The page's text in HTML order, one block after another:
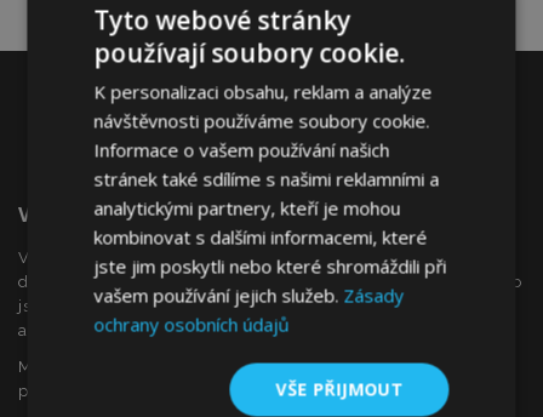
Vítejte Na VTVauto.cz
VTVauto je maloobchodním prodejcem a velkoobchodním
dodavatelem autopříslušenství a autodoplňků v Evropě, jako
jsou např .: ozdobné kryty kol (poklice), okenní deflektory,
autopotahy, autorohože, chromové kryty a rámy, ...
Máte zájem o dropshipping, nebo se chcete stát naším
partnerem?
Tyto webové stránky
používají soubory cookie.
K personalizaci obsahu, reklam a analýze
návštěvnosti používáme soubory cookie.
Informace o vašem používání našich
stránek také sdílíme s našimi reklamními a
analytickými partnery, kteří je mohou
kombinovat s dalšími informacemi, které
jste jim poskytli nebo které shromáždili při
vašem používání jejich služeb. Zásady
ochrany osobních údajů
VŠE PŘIJMOUT